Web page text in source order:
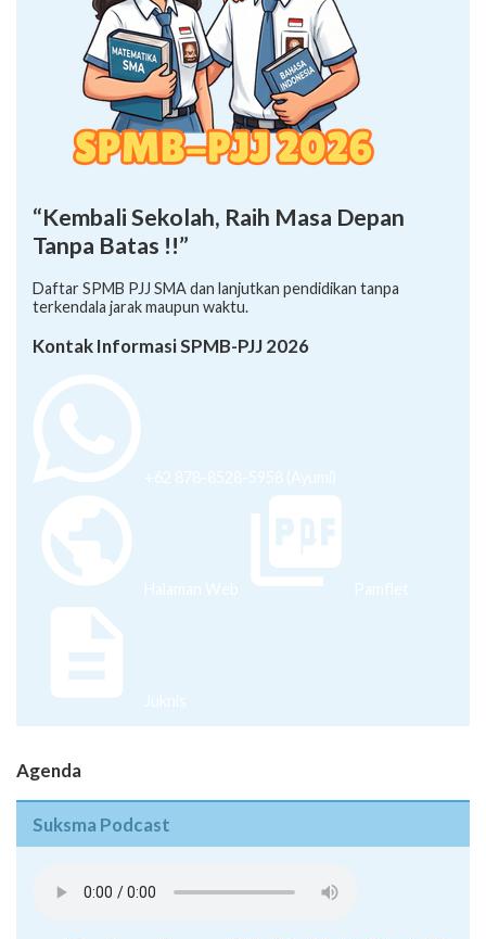
“Kembali Sekolah, Raih Masa Depan
Tanpa Batas !!”
Daftar SPMB PJJ SMA dan lanjutkan pendidikan tanpa
terkendala jarak maupun waktu.
Kontak Informasi SPMB-PJJ 2026
+62 878-8528-5958 (Ayumi)
Halaman Web Pamflet
Juknis
Agenda
Suksma Podcast